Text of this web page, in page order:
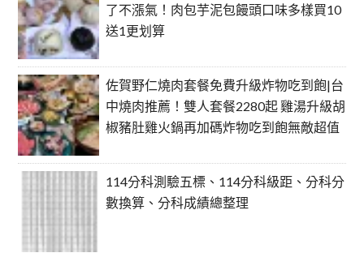
了不漲氣！肉包芋泥包饅頭口味多樣買10
送1更划算
佐賀野仁燒肉套餐免費升級炸物吃到飽|台
中燒肉推薦！雙人套餐2280起 雞湯升級胡
椒豬肚雞火鍋再加碼炸物吃到飽無敵超值
114分科測驗五標、114分科級距、分科分
數換算、分科成績總整理